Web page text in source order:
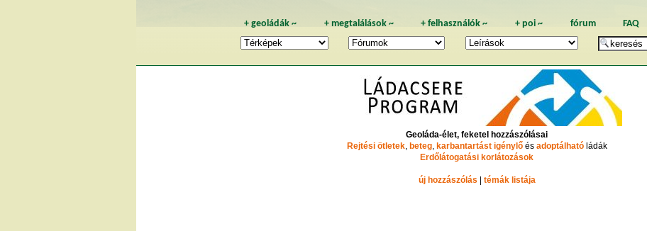
+geoládák ~ + megtalálások~ +felhasználók ~ + poi~ fórum FAQ
Geoláda-élet, feketel hozzászólásai
Rejtési ötletek, beteg, karbantartást igénylőés adoptálhatóládák
Erdőlátogatási korlátozások
új hozzászólás | témák listája